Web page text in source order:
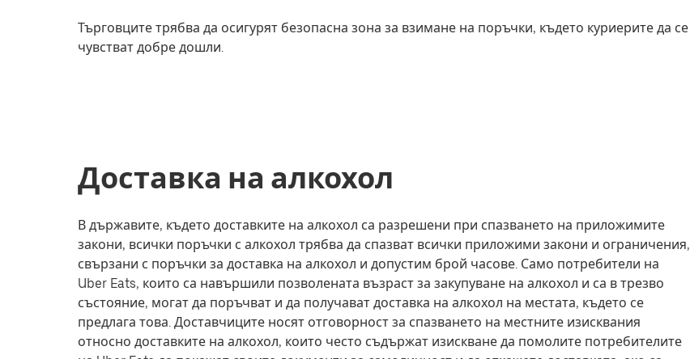
Търговците трябва да осигурят безопасна зона за взимане на поръчки, където куриерите да се
чувстват добре дошли.
Доставка на алкохол
В държавите, където доставките на алкохол са разрешени при спазването на приложимите
закони, всички поръчки с алкохол трябва да спазват всички приложими закони и ограничения,
свързани с поръчки за доставка на алкохол и допустим брой часове. Само потребители на
Uber Eats, които са навършили позволената възраст за закупуване на алкохол и са в трезво
състояние, могат да поръчват и да получават доставка на алкохол на местата, където се
предлага това. Доставчиците носят отговорност за спазването на местните изисквания
относно доставките на алкохол, които често съдържат изискване да помолите потребителите